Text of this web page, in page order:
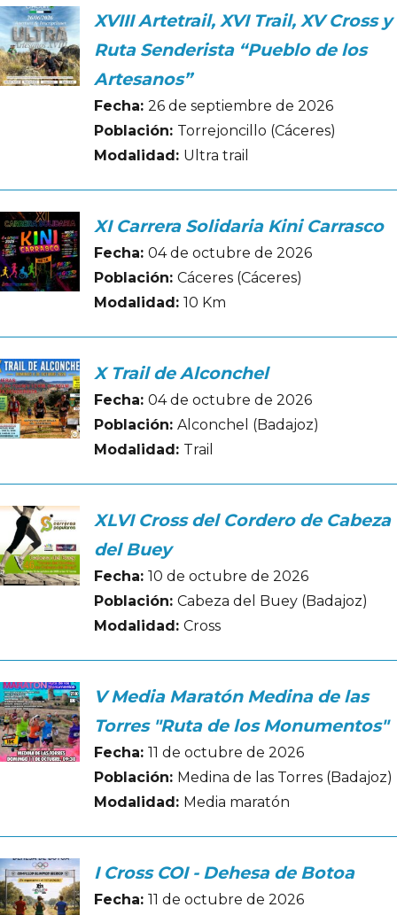
XVIII Artetrail, XVI Trail, XV Cross y
Ruta Senderista “Pueblo de los
Artesanos”
Fecha: 26 de septiembre de 2026
Población: Torrejoncillo (Cáceres)
Modalidad: Ultra trail
XI Carrera Solidaria Kini Carrasco
Fecha: 04 de octubre de 2026
Población: Cáceres (Cáceres)
Modalidad: 10 Km
X Trail de Alconchel
Fecha: 04 de octubre de 2026
Población: Alconchel (Badajoz)
Modalidad: Trail
XLVI Cross del Cordero de Cabeza
del Buey
Fecha: 10 de octubre de 2026
Población: Cabeza del Buey (Badajoz)
Modalidad: Cross
V Media Maratón Medina de las
Torres "Ruta de los Monumentos"
Fecha: 11 de octubre de 2026
Población: Medina de las Torres (Badajoz)
Modalidad: Media maratón
I Cross COI - Dehesa de Botoa
Fecha: 11 de octubre de 2026